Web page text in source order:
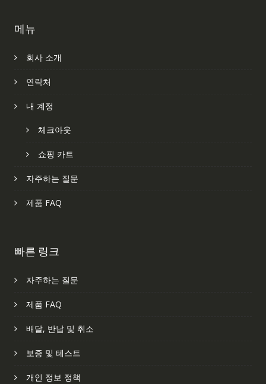
메뉴
회사 소개
연락처
내 계정
체크아웃
쇼핑 카트
자주하는 질문
제품 FAQ
빠른 링크
자주하는 질문
제품 FAQ
배달, 반납 및 취소
보증 및 테스트
개인 정보 정책